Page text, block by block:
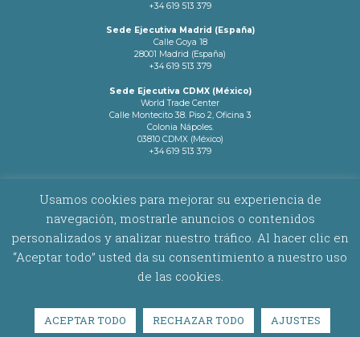
+34 619 513 379
Sede Ejecutiva Madrid (España)
Calle Goya 18
28001 Madrid (España)
+34 619 513 379
Sede Ejecutiva CDMX (México)
World Trade Center
Calle Montecito 38. Piso 2, Oficina 3
Colonia Nápoles.
03810 CDMX (México)
+34 619 513 379
Copyright © 2026 Latam Networks. Todos los derechos reservados.
Usamos cookies para mejorar su experiencia de
navegación, mostrarle anuncios o contenidos
personalizados y analizar nuestro tráfico. Al hacer clic en
“Aceptar todo” usted da su consentimiento a nuestro uso
de las cookies.
ACEPTAR TODO RECHAZAR TODO AJUSTES